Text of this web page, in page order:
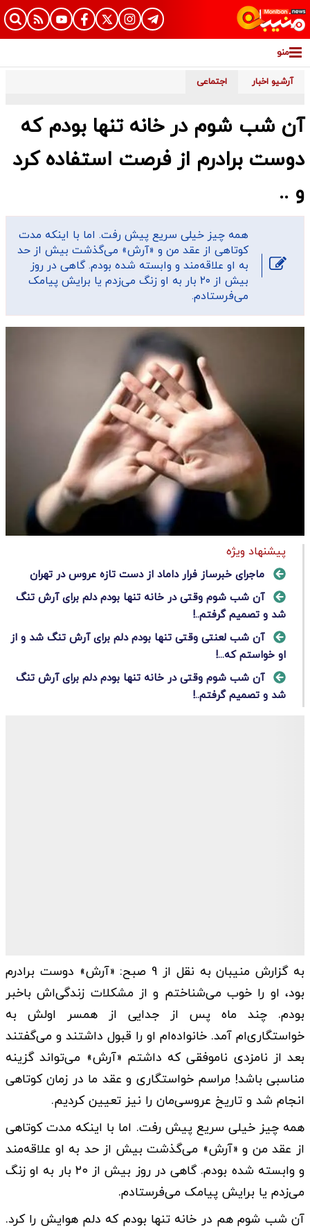
منو
آرشیو اخبار اجتماعی
آن شب شوم در خانه تنها بودم که
دوست برادرم از فرصت استفاده کرد
و ..
همه چیز خیلی سریع پیش رفت. اما با اینکه مدت
کوتاهی از عقد من و «آرش» می‌گذشت بیش از حد
به او علاقه‌مند و وابسته شده بودم. گاهی در روز
بیش از ۲۰ بار به او زنگ می‌زدم یا برایش پیامک
می‌فرستادم.
پیشنهاد ویژه
ماجرای خبرساز فرار داماد از دست تازه عروس در تهران
آن شب شوم وقتی در خانه تنها بودم دلم برای آرش تنگ
شد و تصمیم گرفتم..!
آن شب لعنتی وقتی تنها بودم دلم برای آرش تنگ شد و از
او خواستم که...!
آن شب شوم وقتی در خانه تنها بودم دلم برای آرش تنگ
شد و تصمیم گرفتم..!
به گزارش منیبان به نقل از 9 صبح: «آرش» دوست برادرم
بود، او را خوب می‌شناختم و از مشکلات زندگی‌اش باخبر
بودم. چند ماه پس از جدایی از همسر اولش به
خواستگاری‌ام آمد. خانواده‌ام او را قبول داشتند و می‌گفتند
بعد از نامزدی ناموفقی که داشتم «آرش» می‌تواند گزینه
مناسبی باشد! مراسم خواستگاری و عقد ما در زمان کوتاهی
انجام شد و تاریخ عروسی‌مان را نیز تعیین کردیم.
همه چیز خیلی سریع پیش رفت. اما با اینکه مدت کوتاهی
از عقد من و «آرش» می‌گذشت بیش از حد به او علاقه‌مند
و وابسته شده بودم. گاهی در روز بیش از ۲۰ بار به او زنگ
می‌زدم یا برایش پیامک می‌فرستادم.
آن شب شوم هم در خانه تنها بودم که دلم هوایش را کرد.